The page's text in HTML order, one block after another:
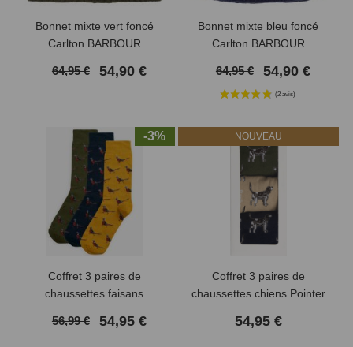
Bonnet mixte vert foncé
Carlton BARBOUR
64,95 € 54,90 €
Bonnet mixte bleu foncé
Carlton BARBOUR
64,95 € 54,90 €
-3%
Coffret 3 paires de
chaussettes faisans
56,99 € 54,95 €
NOUVEAU
Coffret 3 paires de
chaussettes chiens Pointer
54,95 €